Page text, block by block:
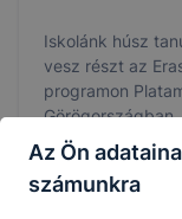
Iskolánk húsz
vesz részt az
programon
Görögországban.
2025. máj. 26.
Az Ön
számunkra